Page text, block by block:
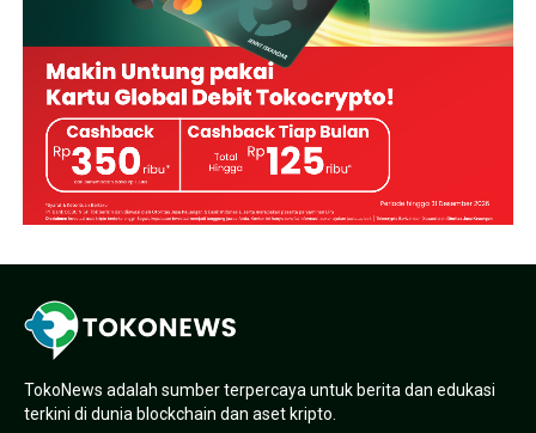
TokoNews adalah sumber terpercaya untuk berita dan edukasi
terkini di dunia blockchain dan aset kripto.